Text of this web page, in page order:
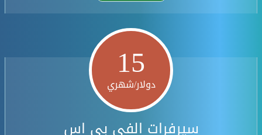
15
دولار/شهري
سيرفرات الفي بي اس